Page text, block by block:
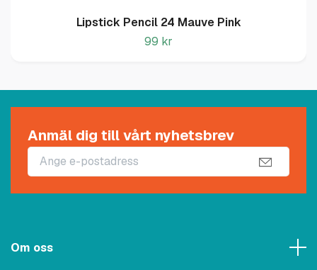
Lipstick Pencil 24 Mauve Pink
99 kr
Anmäl dig till vårt nyhetsbrev
Om oss